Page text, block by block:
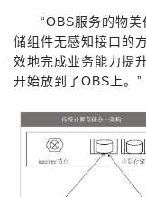
“OBS服务的物
储组件无感知接口的
效地完成业务能力提
开始放到了OBS上。”